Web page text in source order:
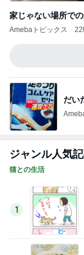
家じゃない場所で
Amebaトピックス 22
だい
ジャンル人気
猫との生活
1